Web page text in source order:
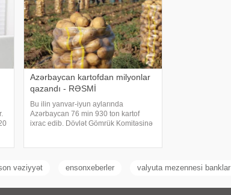
Azərbaycan kartofdan milyonlar
qazandı - RƏSMİ
Bu ilin yanvar-iyun aylarında
Azərbaycan 76 min 930 ton kartof
ixrac edib. Dövlət Gömrük Komitəsinə
vəziyyət ensonxeberler valyuta mezennesi banklar